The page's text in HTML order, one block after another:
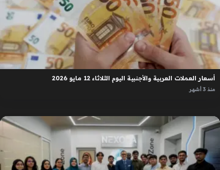
أسعار العملات العربية والأجنبية اليوم الثلاثاء 12 مايو 2026
منذ 3 أشهر